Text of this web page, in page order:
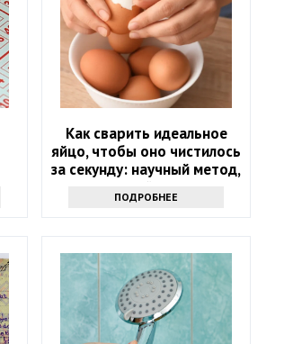
Как сварить идеальное
яйцо, чтобы оно чистилось
за секунду: научный метод,
основанный на физике
ПОДРОБНЕЕ